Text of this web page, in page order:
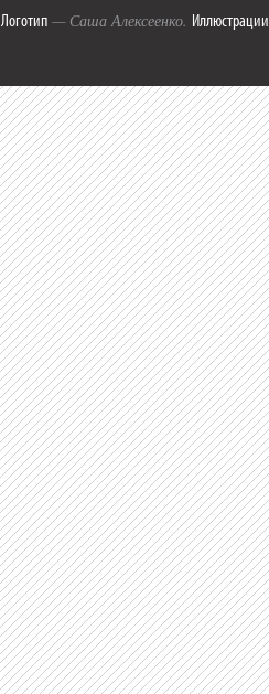
Логотип — Саша Алексеенко. Иллюстрации